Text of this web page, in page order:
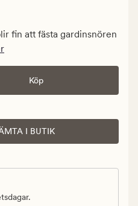
fin att fästa gardinsnören
Köp
I BUTIK